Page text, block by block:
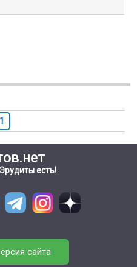
1
есть!
сайта